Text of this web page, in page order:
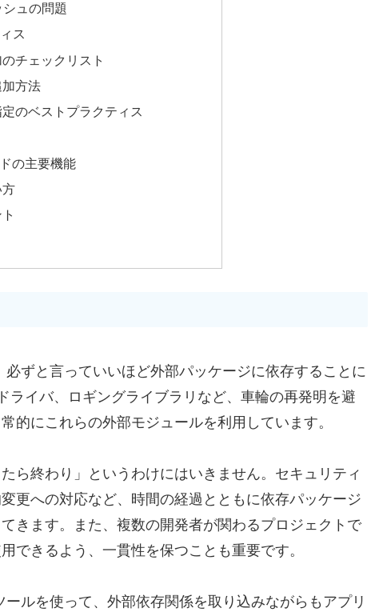
ュの問題
ス
チェックリスト
方法
のベストプラクティス
の主要機能
方
ずと言っていいほど外部パッケージに依存することに
ライバ、ロギングライブラリなど、車輪の再発明を避
的にこれらの外部モジュールを利用しています。
ら終わり」というわけにはいきません。セキュリティ
更への対応など、時間の経過とともに依存パッケージ
きます。また、複数の開発者が関わるプロジェクトで
できるよう、一貫性を保つことも重要です。
ルを使って、外部依存関係を取り込みながらもアプリ